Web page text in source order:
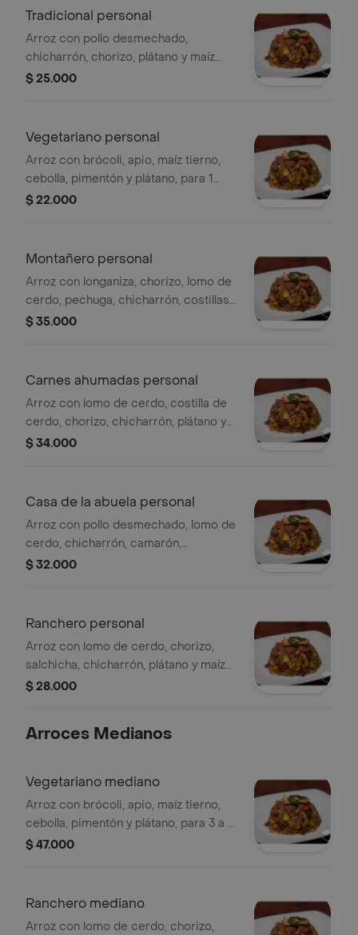
Tradicional personal
Arroz con pollo desmechado,
chicharrón, chorizo, plátano y maíz
tierno, para 1 persona.
$ 25.000
Vegetariano personal
Arroz con brócoli, apio, maíz tierno,
cebolla, pimentón y plátano, para 1
persona.
$ 22.000
Montañero personal
Arroz con longaniza, chorizo, lomo de
cerdo, pechuga, chicharrón, costillas
de cerdo, frijol y plátano, para 1
$ 35.000
Carnes ahumadas personal
Arroz con lomo de cerdo, costilla de
cerdo, chorizo, chicharrón, plátano y
maíz tierno, para 1 persona.
$ 34.000
Casa de la abuela personal
Arroz con pollo desmechado, lomo de
cerdo, chicharrón, camarón,
salchicha, chorizo, plátano y maíz
$ 32.000
Ranchero personal
Arroz con lomo de cerdo, chorizo,
salchicha, chicharrón, plátano y maíz
tierno, para 1 persona.
$ 28.000
Arroces Medianos
Vegetariano mediano
Arroz con brócoli, apio, maíz tierno,
cebolla, pimentón y plátano, para 3 a 4
personas.
$ 47.000
Ranchero mediano
Arroz con lomo de cerdo, chorizo,